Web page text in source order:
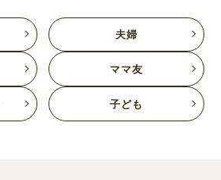
夫婦
ママ友
子ども